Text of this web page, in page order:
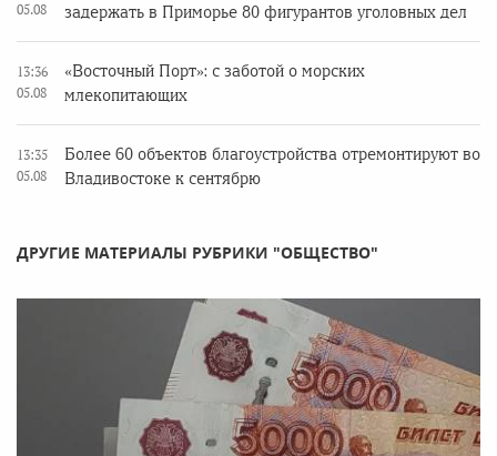
05.08
задержать в Приморье 80 фигурантов уголовных дел
13:36
05.08
«Восточный Порт»: с заботой о морских
млекопитающих
13:35
05.08
Более 60 объектов благоустройства отремонтируют во
Владивостоке к сентябрю
ДРУГИЕ МАТЕРИАЛЫ РУБРИКИ "ОБЩЕСТВО"